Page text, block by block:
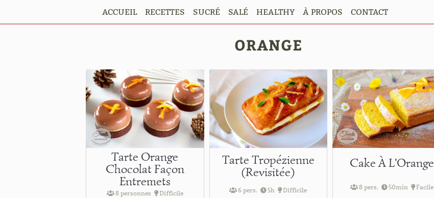
ACCUEIL RECETTES SUCRÉ SALÉ HEALTHY À PROPOS CONTACT
ORANGE
Tarte Orange
Chocolat Façon
Entremets
8 personnes Difficile
Tarte Tropézienne
(Revisitée)
6 pers. 5h Difficile
Cake À L'Orange
8 pers. 50min Facile